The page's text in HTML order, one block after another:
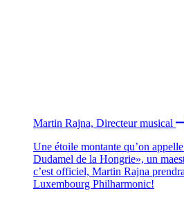
Martin Rajna, Directeur musical
Une étoile montante qu’on
Dudamel de la Hongrie», un
c’est officiel, Martin Rajna
Luxembourg Philharmonic!